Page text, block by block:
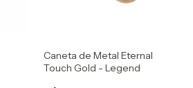
Caneta de Metal Eternal
Touch Gold - Legend